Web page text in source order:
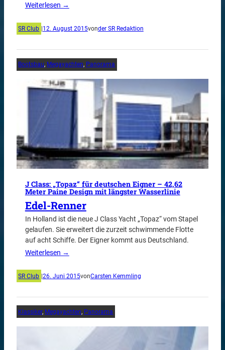
Weiterlesen →
SR Club 12. August 2015vonder SR Redaktion
Bootsbau, Megayachten, Panorama
J Class: „Topaz“ für deutschen Eigner – 42,62
Meter Paine Design mit längster Wasserlinie
Edel-Renner
In Holland ist die neue J Class Yacht „Topaz“ vom Stapel
gelaufen. Sie erweitert die zurzeit schwimmende Flotte
auf acht Schiffe. Der Eigner kommt aus Deutschland.
Weiterlesen →
SR Club |26. Juni 2015vonCarsten Kemmling
Klassiker, Megayachten, Panorama